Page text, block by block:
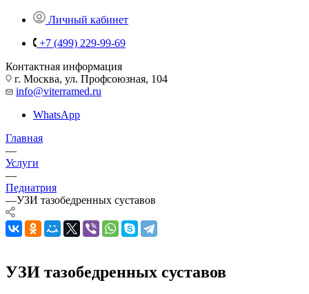
Личный кабинет
+7 (499) 229-99-69
Контактная информация
г. Москва, ул. Профсоюзная, 104
info@viterramed.ru
WhatsApp
Главная
—
Услуги
—
Педиатрия
—УЗИ тазобедренных суставов
УЗИ тазобедренных суставов